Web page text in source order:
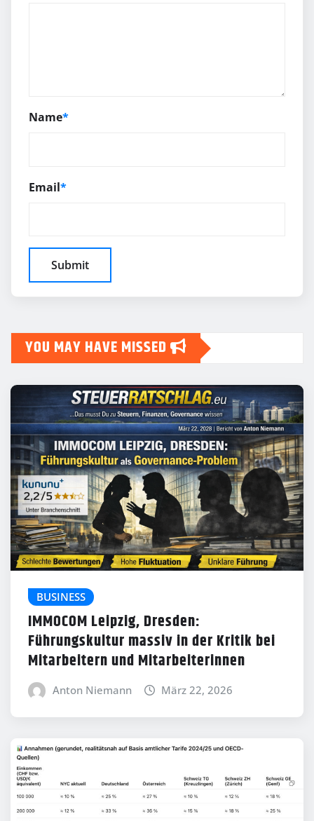
Name*
Email*
YOU MAY HAVE MISSED
BUSINESS
IMMOCOM Leipzig, Dresden:
Führungskultur massiv in der Kritik bei
Mitarbeitern und Mitarbeiterinnen
Anton Niemann März 22, 2026